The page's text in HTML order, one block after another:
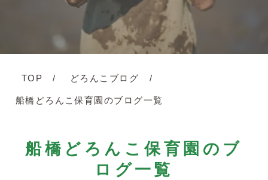
TOP どろんこブログ
船橋どろんこ保育園のブログ一覧
船橋どろんこ保育園のブ
ログ一覧